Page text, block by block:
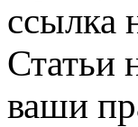
ссылка
Статьи
ваши